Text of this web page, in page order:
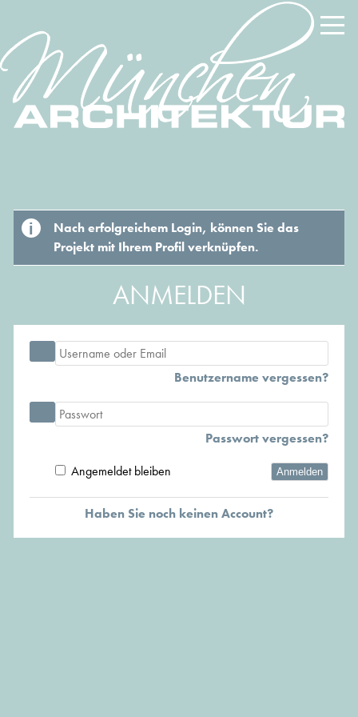
Nach erfolgreichem Login, können Sie das
Projekt mit Ihrem Profil verknüpfen.
ANMELDEN
Benutzername vergessen?
Passwort vergessen?
Angemeldet bleiben
Anmelden
Haben Sie noch keinen Account?